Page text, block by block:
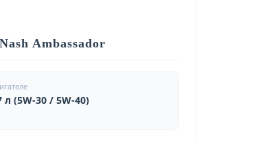
Ambassador
л (5W-30 / 5W-40)